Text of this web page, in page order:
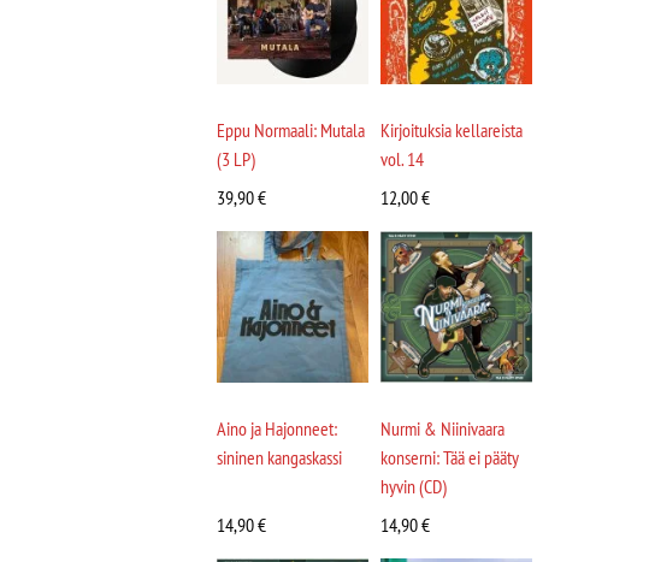
Eppu Normaali: Mutala
(3 LP)
39,90€
Kirjoituksia kellareista
vol. 14
12,00€
Aino ja Hajonneet:
sininen kangaskassi
14,90€
Nurmi & Niinivaara
konserni: Tää ei pääty
hyvin (CD)
14,90€